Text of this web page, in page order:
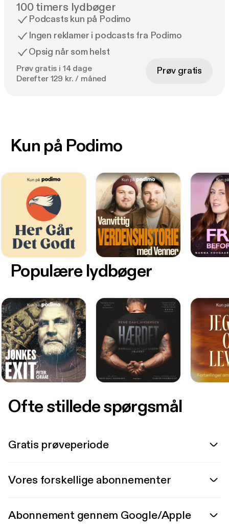
100 timers lydbøger
Podcasts kun på Podimo
Ingen reklamer i podcasts fra Podimo
Opsig når som helst
Prøv gratis i 14 dage
Derefter 129 kr. / måned
Prøv gratis
Kun på Podimo
Populære lydbøger
Ofte stillede spørgsmål
Gratis prøveperiode
Vores forskellige abonnementer
Abonnement gennem Google/Apple